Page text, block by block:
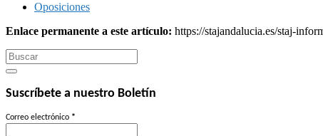
Oposiciones
Enlace permanente a este artículo: https://stajandalucia.es/staj-
Search
for:
Suscríbete a nuestro Boletín
Correo electrónico *